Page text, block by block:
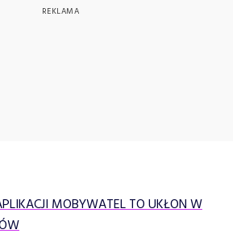
MOBYWATEL TO UKŁON W